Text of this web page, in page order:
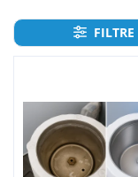
FILTRE